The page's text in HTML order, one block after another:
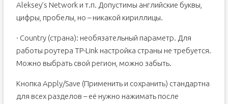
Aleksey’s Network и т.п. Допустимы английские буквы,
цифры, пробелы, но – никакой кириллицы.
· Country (страна): необязательный параметр. Для
работы роутера TP-Link настройка страны не требуется.
Можно выбрать свой регион, можно забыть.
Кнопка Apply/Save (Применить и сохранить) стандартна
для всех разделов – её нужно нажимать после